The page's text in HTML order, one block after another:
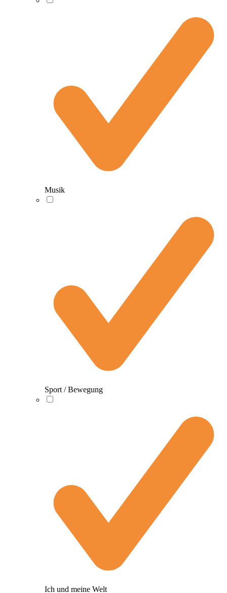
Musik
Sport / Bewegung
Ich und meine Welt